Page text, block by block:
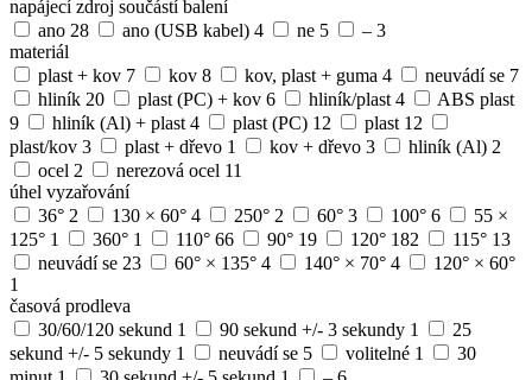
napájecí zdroj součástí balení
ano 28 ano (USB kabel) 4 ne 5 – 3
materiál
plast + kov 7 kov 8 kov, plast + guma 4 neuvádí se 7
hliník 20 plast (PC) + kov 6 hliník/plast 4
ABS plast
9
hliník (Al) + plast 4 plast (PC) 12 plast 12
plast/kov 3 plast + dřevo 1 kov + dřevo 3 hliník (Al) 2
ocel 2 nerezová ocel 11
úhel vyzařování
36° 2 130 × 60° 4 250° 2 60° 3 100° 6
55 ×
125° 1 360° 1 110° 66 90° 19 120° 182 115° 13
neuvádí se 23 60° × 135° 4 140° × 70° 4
120° × 60°
1
časová prodleva
30/60/120 sekund 1 90 sekund +/- 3 sekundy 1
25
sekund +/- 5 sekundy 1 neuvádí se 5 volitelné 1
30